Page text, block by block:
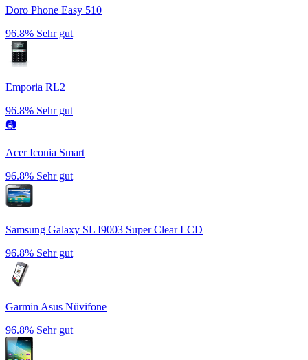
Doro Phone Easy 510
96.8% Sehr gut
Emporia RL2
96.8% Sehr gut
📷
Acer Iconia Smart
96.8% Sehr gut
Samsung Galaxy SL I9003 Super Clear LCD
96.8% Sehr gut
Garmin Asus Nüvifone
96.8% Sehr gut